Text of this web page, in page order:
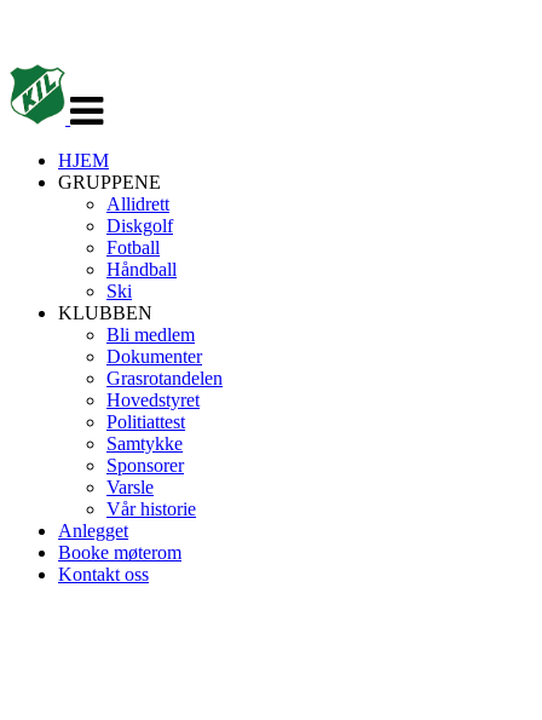
navigasjon
HJEM
GRUPPENE
Allidrett
Diskgolf
Fotball
Håndball
Ski
KLUBBEN
Bli medlem
Dokumenter
Grasrotandelen
Hovedstyret
Politiattest
Samtykke
Sponsorer
Varsle
Vår historie
Anlegget
Booke møterom
Kontakt oss